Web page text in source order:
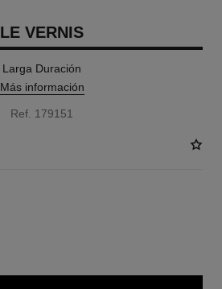
LE VERNIS
Larga Duración
Más información
Ref. 179151